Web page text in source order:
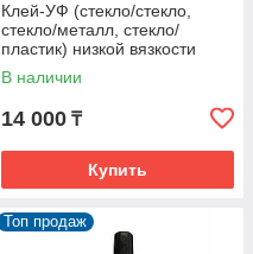
Клей-УФ (стекло/стекло,
стекло/металл, стекло/
пластик) низкой вязкости
105мПа•с, 50гр.
В наличии
14 000 ₸
Купить
Топ продаж